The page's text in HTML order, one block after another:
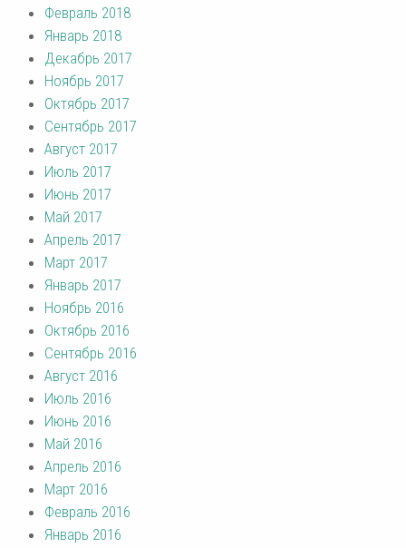
Февраль 2018
Январь 2018
Декабрь 2017
Ноябрь 2017
Октябрь 2017
Сентябрь 2017
Август 2017
Июль 2017
Июнь 2017
Май 2017
Апрель 2017
Март 2017
Январь 2017
Ноябрь 2016
Октябрь 2016
Сентябрь 2016
Август 2016
Июль 2016
Июнь 2016
Май 2016
Апрель 2016
Март 2016
Февраль 2016
Январь 2016